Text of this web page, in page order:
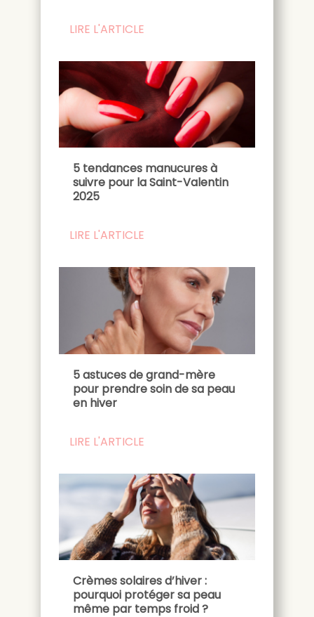
LIRE L'ARTICLE
5 tendances manucures à
suivre pour la Saint-Valentin
2025
LIRE L'ARTICLE
5 astuces de grand-mère
pour prendre soin de sa peau
en hiver
LIRE L'ARTICLE
Crèmes solaires d’hiver :
pourquoi protéger sa peau
même par temps froid ?